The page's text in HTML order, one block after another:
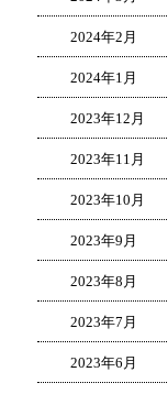
2024年2月
2024年1月
2023年12月
2023年11月
2023年10月
2023年9月
2023年8月
2023年7月
2023年6月